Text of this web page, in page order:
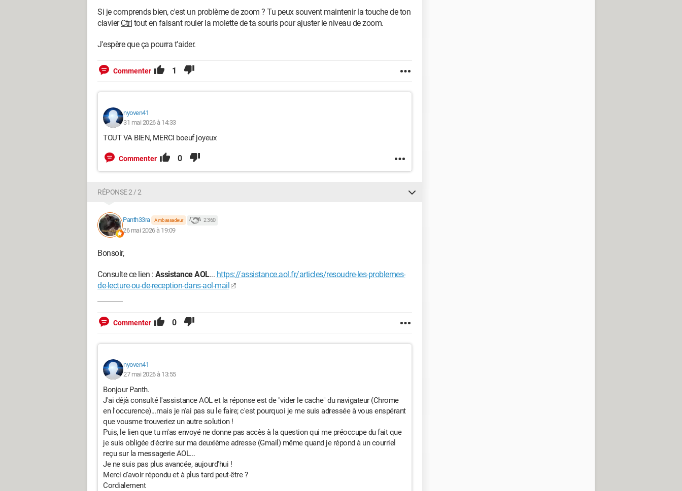
Si je comprends bien, c'est un problème de zoom ? Tu peux souvent maintenir la touche de ton
clavierCtrl tout en faisant rouler la molette de ta souris pour ajuster le niveau de zoom.
J'espère que ça pourra t'aider.
Commenter 1
nyoven41
31 mai 2026 à 14:33
TOUT VA BIEN, MERCI boeuf joyeux
Commenter 0
RÉPONSE 2 / 2
Panth33ra Ambassadeur 2 360
26 mai 2026 à 19:09
Bonsoir,
Consulte ce lien : Assistance AOL... https://assistance.aol.fr/articles/resoudre-les-problemes-
de-lecture-ou-de-reception-dans-aol-mail
Commenter 0
nyoven41
27 mai 2026 à 13:55
Bonjour Panth.
J'ai déjà consulté l'assistance AOL et la réponse est de "vider le cache" du navigateur (Chrome
en l'occurence)...mais je n'ai pas su le faire; c'est pourquoi je me suis adressée à vous enspérant
que vousme trouveriez un autre solution !
Puis, le lien que tu m'as envoyé ne donne pas accès à la question qui me préoccupe du fait que
je suis obligée d'écrire sur ma deuxième adresse (Gmail) même quand je répond à un courriel
reçu sur la messagerie AOL...
Je ne suis pas plus avancée, aujourd'hui !
Merci d'avoir répondu et à plus tard peut-être ?
Cordialement